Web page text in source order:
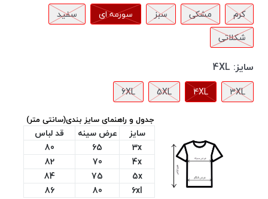
کرم مشکی سبز سورمه ای
سفید
شکلاتی
سایز: 4XL
3XL
4XL
5XL
6XL
جدول و راهنمای سایز بندی(سانتی متر)
سایز عرض سینه
قد لباس
3x
65
80
4x
70
82
5x
75
84
6xl
80
86